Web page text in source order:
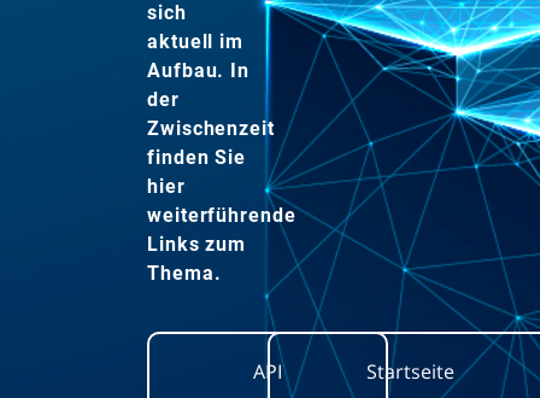
sich
aktuell im
Aufbau. In
der
Zwischenzeit
finden Sie
hier
weiterführende
Links zum
Thema.
API
Startseite